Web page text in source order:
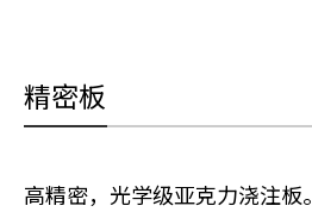
精密板
高精密，光学级亚克力浇注板。